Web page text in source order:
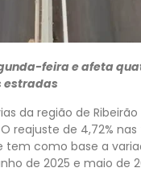
feira e afeta
estradas
da região de
reajuste de 4,72%
tem como base a
de 2025 e maio de